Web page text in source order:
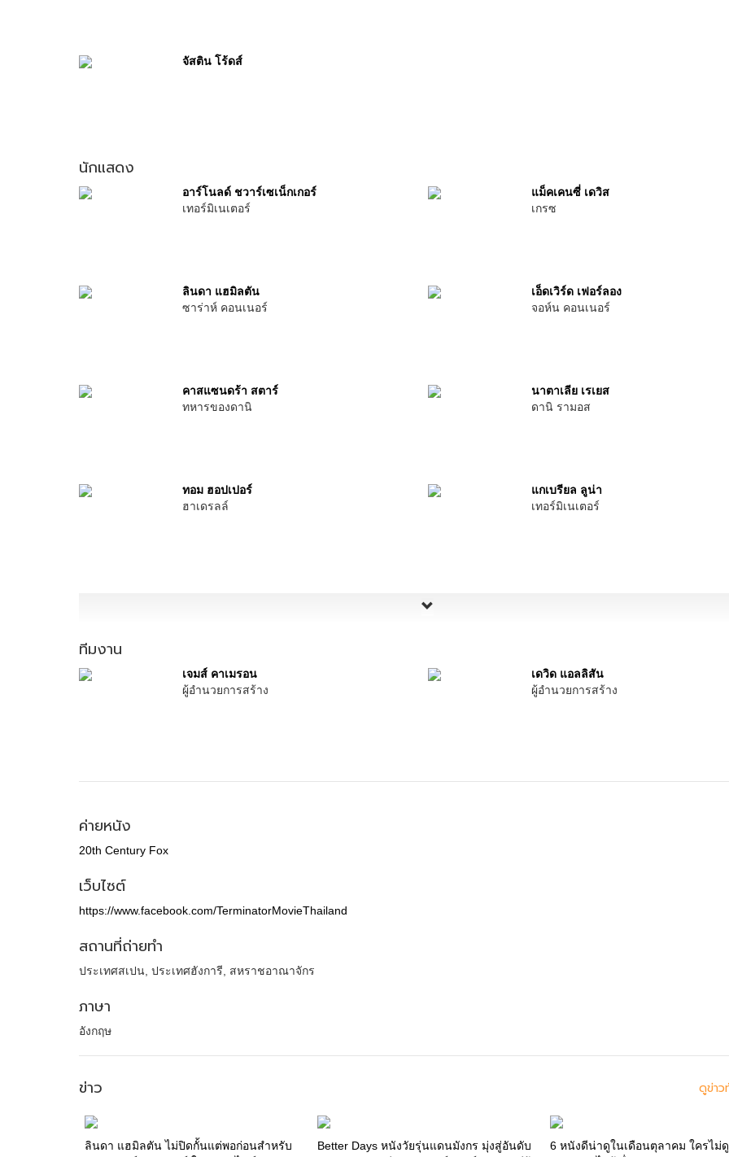
จัสติน โร้ดส์
นักแสดง
อาร์โนลด์ ชวาร์เซเน็กเกอร์
เทอร์มิเนเตอร์
แม็คเคนซี่ เดวิส
เกรซ
ลินดา แฮมิลตัน
ซาร่าห์ คอนเนอร์
เอ็ดเวิร์ด เฟอร์ลอง
จอห์น คอนเนอร์
คาสแซนดร้า สตาร์
ทหารของดานิ
นาตาเลีย เรเยส
ดานิ รามอส
ทอม ฮอปเปอร์
ฮาเดรลล์
แกเบรียล ลูน่า
เทอร์มิเนเตอร์
ทีมงาน
เจมส์ คาเมรอน
ผู้อำนวยการสร้าง
เดวิด แอลลิสัน
ผู้อำนวยการสร้าง
ค่ายหนัง
20th Century Fox
เว็บไซต์
https://www.facebook.com/TerminatorMovieThailand
สถานที่ถ่ายทำ
ประเทศสเปน, ประเทศฮังการี, สหราชอาณาจักร
ภาษา
อังกฤษ